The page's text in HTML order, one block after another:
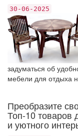
30-06-2025
задуматься об
мебели для отдыха
Преобразите
Топ-10 товаров
и уютного